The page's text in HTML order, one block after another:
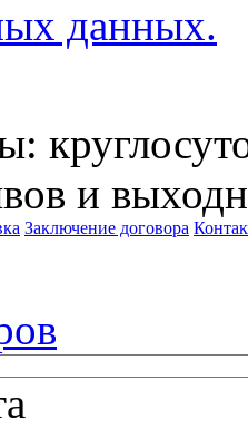
данных.
и
Заключение договора